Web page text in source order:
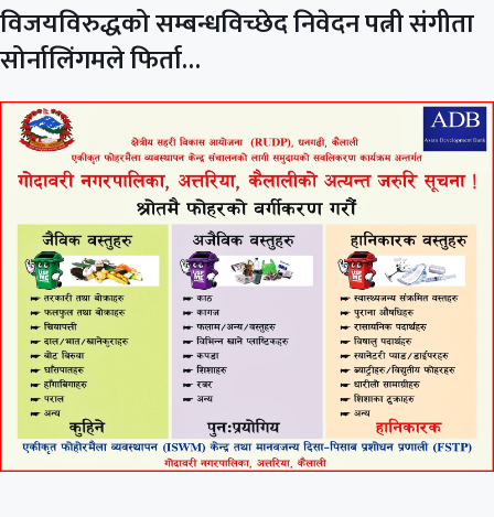
विजयविरुद्धको सम्बन्धविच्छेद निवेदन पत्नी संगीता
सोर्नालिंगमले फिर्ता…